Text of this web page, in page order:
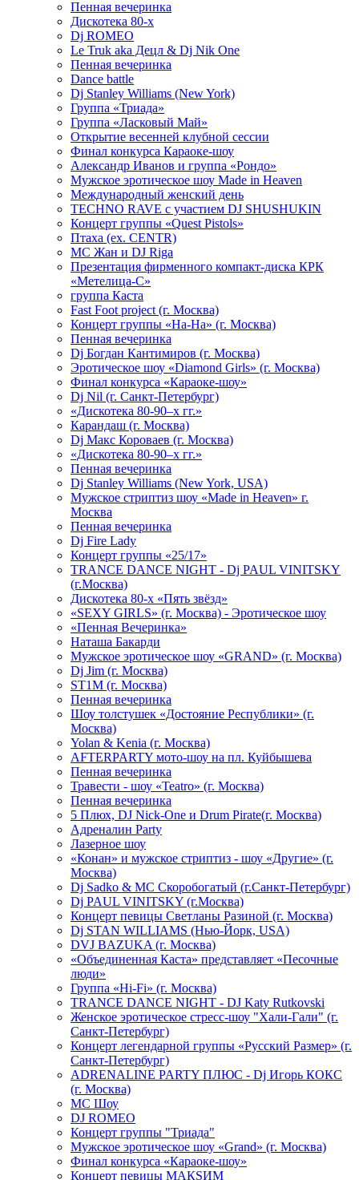
Пенная вечеринка
Дискотека 80-х
Dj ROMEO
Le Truk aka Децл & Dj Nik One
Пенная вечеринка
Dance battle
Dj Stanley Williams (New York)
Группа «Триада»
Группа «Ласковый Май»
Открытие весенней клубной сессии
Финал конкурса Караоке-шоу
Александр Иванов и группа «Рондо»
Мужское эротическое шоу Made in Heaven
Международный женский день
TECHNO RAVE с участием DJ SHUSHUKIN
Концерт группы «Quest Pistols»
Птаха (ex. CENTR)
МС Жан и DJ Riga
Презентация фирменного компакт-диска КРК
«Метелица-С»
группа Каста
Fast Foot project (г. Москва)
Концерт группы «На-На» (г. Москва)
Пенная вечеринка
Dj Богдан Кантимиров (г. Москва)
Эротическое шоу «Diamond Girls» (г. Москва)
Финал конкурса «Караоке-шоу»
Dj Nil (г. Санкт-Петербург)
«Дискотека 80-90–х гг.»
Карандаш (г. Москва)
Dj Макс Короваев (г. Москва)
«Дискотека 80-90–х гг.»
Пенная вечеринка
Dj Stanley Williams (New York, USA)
Мужское стриптиз шоу «Made in Heaven» г.
Москва
Пенная вечеринка
Dj Fire Lady
Концерт группы «25/17»
TRANCE DANCE NIGHT - Dj PAUL VINITSKY
(г.Москва)
Дискотека 80-х «Пять звёзд»
«SEXY GIRLS» (г. Москва) - Эротическое шоу
«Пенная Вечеринка»
Hаташа Бакарди
Мужское эротическое шоу «GRAND» (г. Москва)
Dj Jim (г. Москва)
ST1M (г. Москва)
Пенная вечеринка
Шоу толстушек «Достояние Республики» (г.
Москва)
Yolan & Kenia (г. Москва)
AFTERPARTY мото-шоу на пл. Куйбышева
Пенная вечеринка
Травести - шоу «Teatro» (г. Москва)
Пенная вечеринка
5 Плюх, DJ Nick-One и Drum Pirate(г. Москва)
Адреналин Party
Лазерное шоу
«Конан» и мужское стриптиз - шоу «Другие» (г.
Москва)
Dj Sadko & МС Скоробогатый (г.Санкт-Петербург)
Dj PAUL VINITSKY (г.Москва)
Концерт певицы Светланы Разиной (г. Москва)
Dj STAN WILLIAMS (Нью-Йорк, USA)
DVJ BAZUKA (г. Москва)
«Объединенная Каста» представляет «Песочные
люди»
Группа «Hi-Fi» (г. Москва)
TRANCE DANCE NIGHT - DJ Katy Rutkovski
Женское эротическое стресс-шоу "Хали-Гали" (г.
Санкт-Петербург)
Концерт легендарной группы «Русский Размер» (г.
Санкт-Петербург)
ADRENALINE PARTY ПЛЮС - Dj Игорь КОКС
(г. Москва)
MC Шоу
DJ ROMEO
Концерт группы "Триада"
Мужское эротическое шоу «Grand» (г. Москва)
Финал конкурса «Караоке-шоу»
Концерт певицы МАКSИМ